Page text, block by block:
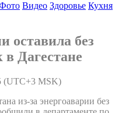
Видео Здоровье Кухня
оставила без
в Дагестане
(UTC+3 MSK)
из-за энергоаварии без